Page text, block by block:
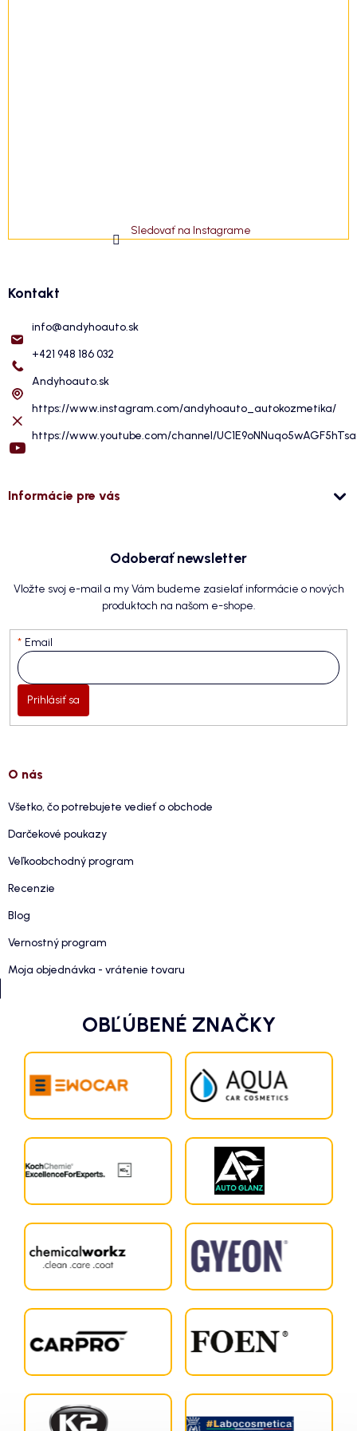
Sledovať na Instagrame
Kontakt
info@andyhoauto.sk
+421 948 186 032
Andyhoauto.sk
https://www.instagram.com/andyhoauto_autokozmetika/
https://www.youtube.com/channel/
Informácie pre vás
Odoberať newsletter
Vložte svoj e-mail a my Vám budeme zasielať informácie o nových
produktoch na našom e-shope.
Email
Prihlásiť sa
O nás
Všetko, čo potrebujete vedieť o obchode
Darčekové poukazy
Veľkoobchodný program
Recenzie
Blog
Vernostný program
Moja objednávka - vrátenie tovaru
OBĽÚBENÉ ZNAČKY